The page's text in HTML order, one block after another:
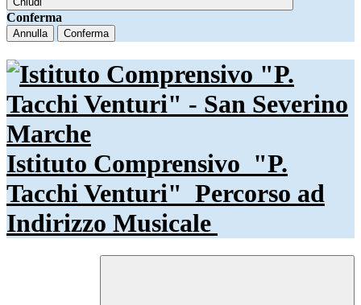
Conferma
Annulla Conferma
Istituto Comprensivo "P.
Tacchi Venturi" Percorso ad
Indirizzo Musicale